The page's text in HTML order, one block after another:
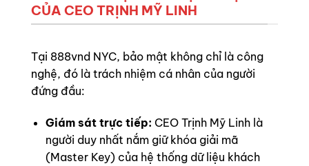
CỦA CEO TRỊNH MỸ LINH
Tại 888vnd NYC, bảo mật không chỉ là công
nghệ, đó là trách nhiệm cá nhân của người
đứng đầu:
Giám sát trực tiếp: CEO Trịnh Mỹ Linh là
người duy nhất nắm giữ khóa giải mã
(Master Key) của hệ thống dữ liệu khách